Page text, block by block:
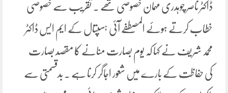
ڈاکٹر ناصر چوہدری مہمان خصوصی تھے ۔ تقریب سے خصوصی
خطاب کرتے ہوئے المصطفے آئی ہسپتال کے ایم ایس ڈاکٹر
محمد شریف نے کہا کہ یوم بصارت منانے کا مقصد بصارت
کی حفاظت کے بارے میں شعور اجاگر کرنا ہے ۔ بدقسمتی سے